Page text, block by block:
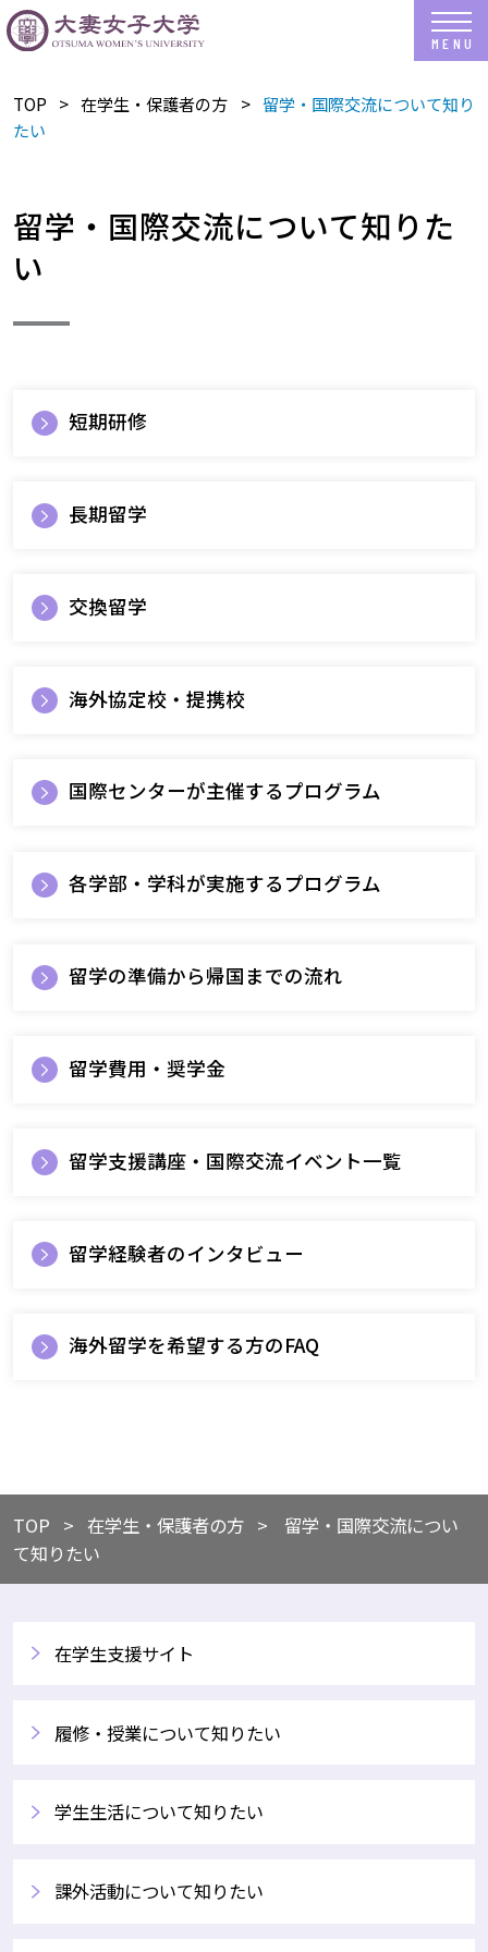
TOP 在学生・保護者の方
留学・国際交流について知り
たい
留学・国際交流について知りた
い
短期研修
長期留学
交換留学
海外協定校・提携校
国際センターが主催するプログラム
各学部・学科が実施するプログラム
留学の準備から帰国までの流れ
留学費用・奨学金
留学支援講座・国際交流イベント一覧
留学経験者のインタビュー
海外留学を希望する方のFAQ
TOP ​在学生・保護者の方
留学・国際交流につい
て知りたい
在学生支援サイト
履修・授業について知りたい
学生生活について知りたい
課外活動について知りたい